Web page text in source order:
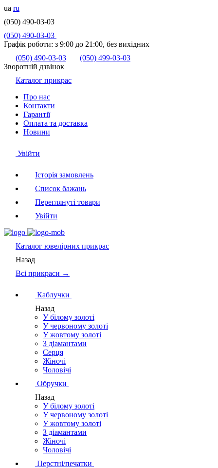
ua ru
(050) 490-03-03
(050) 490-03-03
Графік роботи: з 9:00 до 21:00, без вихідних
(050) 490-03-03
(050) 499-03-03
Зворотній дзвінок
Каталог прикрас
Про нас
Контакти
Гарантії
Оплата та доставка
Новини
Увійти
Історія замовлень
Список бажань
Переглянуті товари
Увійти
Каталог ювелірних прикрас
Назад
Всі прикраси →
Каблучки
Назад
У білому золоті
У червоному золоті
У жовтому золоті
З діамантами
Серця
Жіночі
Чоловічі
Обручки
Назад
У білому золоті
У червоному золоті
У жовтому золоті
З діамантами
Жіночі
Чоловічі
Перстні/печатки